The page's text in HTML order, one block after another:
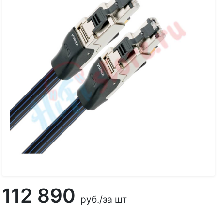
112 890 руб./за шт